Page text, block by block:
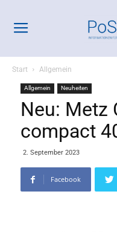
Start Allgemein
Allgemein Neuheiten
Neu: Metz
compact
2. September 2023
Facebook